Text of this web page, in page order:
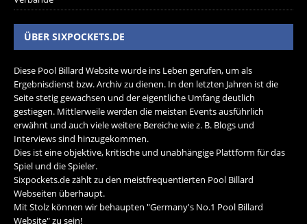
ÜBER SIXPOCKETS.DE
Diese Pool Billard Website wurde ins Leben gerufen, um als
Ergebnisdienst bzw. Archiv zu dienen. In den letzten Jahren ist die
Seite stetig gewachsen und der eigentliche Umfang deutlich
gestiegen. Mittlerweile werden die meisten Events ausführlich
erwähnt und auch viele weitere Bereiche wie z. B. Blogs und
Interviews sind hinzugekommen.
Dies ist eine objektive, kritische und unabhängige Plattform für das
Spiel und die Spieler.
Sixpockets.de zählt zu den meistfrequentierten Pool Billard
Webseiten überhaupt.
Mit Stolz können wir behaupten "Germany's No.1 Pool Billard
Website" zu sein!